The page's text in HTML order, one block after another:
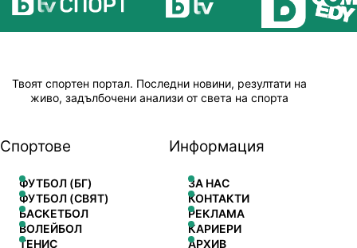
Твоят спортен портал. Последни новини, резултати на
живо, задълбочени анализи от света на спорта
Спортове
ФУТБОЛ (БГ)
ФУТБОЛ (СВЯТ)
БАСКЕТБОЛ
ВОЛЕЙБОЛ
ТЕНИС
Информация
ЗА НАС
КОНТАКТИ
РЕКЛАМА
КАРИЕРИ
АРХИВ